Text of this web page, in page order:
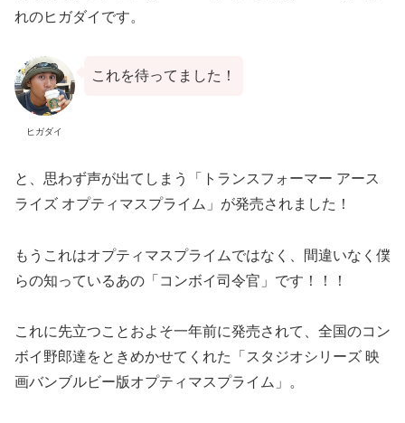
れのヒガダイです。
ヒガダイ
これを待ってました！
と、思わず声が出てしまう「トランスフォーマー アース
ライズ オプティマスプライム」が発売されました！
もうこれはオプティマスプライムではなく、間違いなく僕
らの知っているあの「コンボイ司令官」です！！！
これに先立つことおよそ一年前に発売されて、全国のコン
ボイ野郎達をときめかせてくれた「スタジオシリーズ 映
画バンブルビー版オプティマスプライム」。